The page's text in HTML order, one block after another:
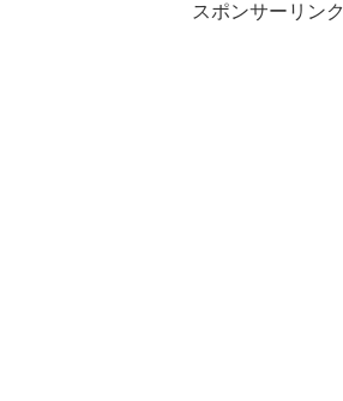
スポンサーリンク